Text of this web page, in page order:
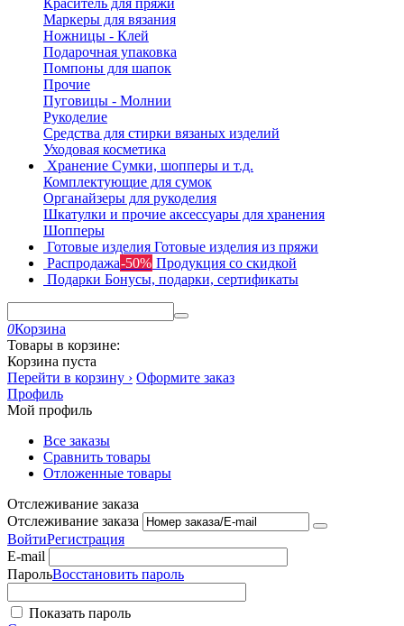
Маркеры для вязания
Ножницы - Клей
Подарочная упаковка
Помпоны для шапок
Прочие
Пуговицы - Молнии
Рукоделие
Средства для стирки вязаных изделий
Уходовая косметика
Хранение Сумки, шопперы и т.д.
Комплектующие для сумок
Органайзеры для рукоделия
Шкатулки и прочие аксессуары для хранения
Шопперы
Готовые изделия Готовые изделия из пряжи
Распродажа-50% Продукция со скидкой
Подарки Бонусы, подарки, сертификаты
0Корзина
Товары в корзине:
Корзина пуста
Перейти в корзину › Оформите заказ
Профиль
Мой профиль
Все заказы
Сравнить товары
Отложенные товары
Отслеживание заказа
Отслеживание заказа
ВойтиРегистрация
E-mail
ПарольВосстановить пароль
Показать пароль